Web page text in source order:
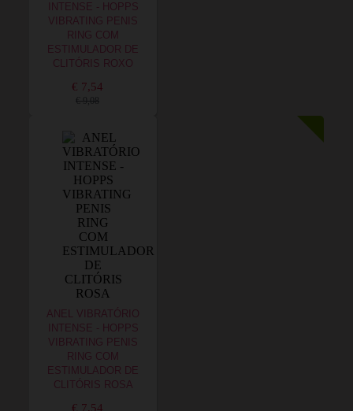
INTENSE - HOPPS
VIBRATING PENIS
RING COM
ESTIMULADOR DE
CLITÓRIS ROXO
€ 7,54
€ 9,08
ANEL VIBRATÓRIO
INTENSE - HOPPS
VIBRATING PENIS
RING COM
ESTIMULADOR DE
CLITÓRIS ROSA
€ 7,54